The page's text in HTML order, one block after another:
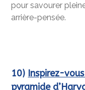
pour savourer
arrière-pensée.
10) Inspirez-
pyramide